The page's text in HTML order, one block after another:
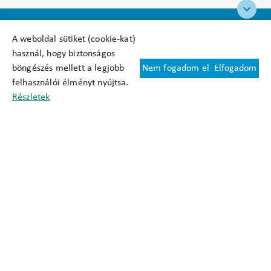
A weboldal sütiket (cookie-kat)
használ, hogy biztonságos
böngészés mellett a legjobb
felhasználói élményt nyújtsa.
Részletek
Nem fogadom el Elfogadom
Felhasználási feltételek